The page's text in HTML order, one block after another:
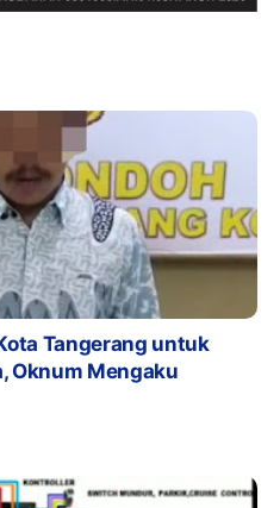
Tangerang untuk
Oknum Mengaku